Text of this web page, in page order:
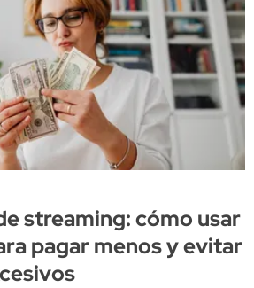
streaming: cómo usar
pagar menos y evitar